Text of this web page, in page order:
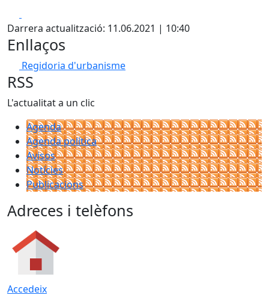
Darrera actualització: 11.06.2021 | 10:40
Enllaços
Regidoria d'urbanisme
RSS
L'actualitat a un clic
Agenda
Agenda política
Avisos
Notícies
Publicacions
Adreces i telèfons
Accedeix